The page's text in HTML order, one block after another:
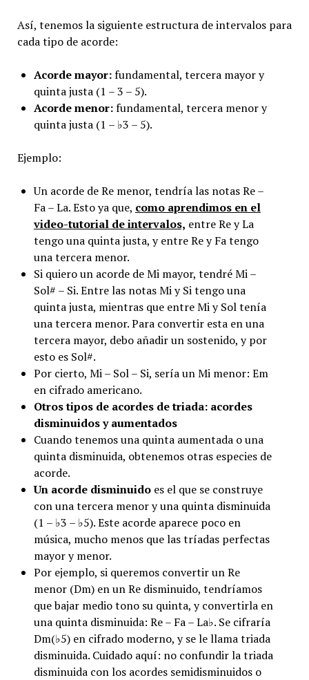
Así, tenemos la siguiente estructura de intervalos para
cada tipo de acorde:
Acorde mayor:fundamental, tercera mayor y
quinta justa (1 – 3 – 5).
Acorde menor:fundamental, tercera menor y
quinta justa (1 – ♭3 – 5).
Ejemplo:
Un acorde de Re menor, tendría las notas Re –
Fa – La. Esto ya que, como aprendimos en el
video-tutorial de intervalos, entre Re y La
tengo una quinta justa, y entre Re y Fa tengo
una tercera menor.
Si quiero un acorde de Mi mayor, tendré Mi –
Sol# – Si. Entre las notas Mi y Si tengo una
quinta justa, mientras que entre Mi y Sol tenía
una tercera menor. Para convertir esta en una
tercera mayor, debo añadir un sostenido, y por
esto es Sol#.
Por cierto, Mi – Sol – Si, sería un Mi menor: Em
en cifrado americano.
Otros tipos de acordes de triada: acordes
disminuidos y aumentados
Cuando tenemos una quinta aumentada o una
quinta disminuida, obtenemos otras especies de
acorde.
Un acorde disminuido es el que se construye
con una tercera menor y una quinta disminuida
(1 – ♭3 – ♭5). Este acorde aparece poco en
música, mucho menos que las tríadas perfectas
mayor y menor.
Por ejemplo, si queremos convertir un Re
menor (Dm) en un Re disminuido, tendríamos
que bajar medio tono su quinta, y convertirla en
una quinta disminuida: Re – Fa – La♭. Se cifraría
Dm(♭5) en cifrado moderno, y se le llama triada
disminuida. Cuidado aquí: no confundir la triada
disminuida con los acordes semidisminuidos o